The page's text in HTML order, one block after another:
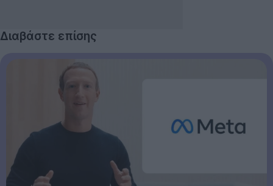
Διαβάστε επίσης